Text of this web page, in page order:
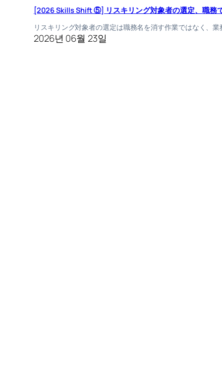
[2026 Skills Shift ⑤] リスキリング対象者の選定、職務
リスキリング対象者の選定は職務名を消す作業ではなく、
2026년 06월 23일